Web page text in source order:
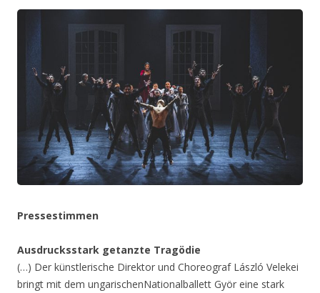
Pressestimmen
Ausdrucksstark getanzte Tragödie
(…) Der künstlerische Direktor und Choreograf László Velekei
bringt mit dem ungarischenNationalballett Györ eine stark